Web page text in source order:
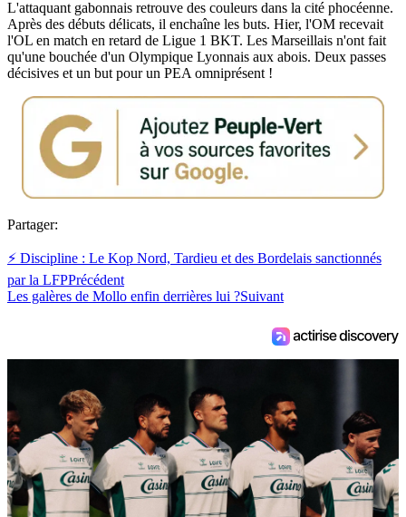
L'attaquant gabonnais retrouve des couleurs dans la cité phocéenne.
Après des débuts délicats, il enchaîne les buts. Hier, l'OM recevait
l'OL en match en retard de Ligue 1 BKT. Les Marseillais n'ont fait
qu'une bouchée d'un Olympique Lyonnais aux abois. Deux passes
décisives et un but pour un PEA omniprésent !
Partager:
⚡ Discipline : Le Kop Nord, Tardieu et des Bordelais sanctionnés
par la LFPPrécédent
Les galères de Mollo enfin derrières lui ?Suivant